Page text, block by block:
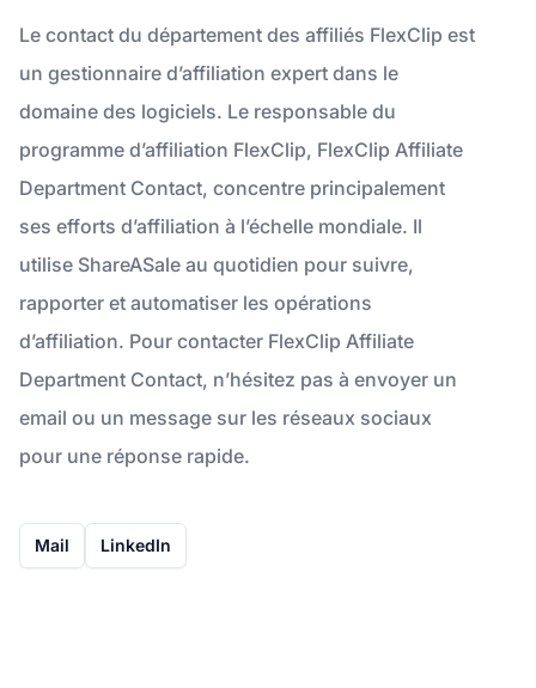
Le contact du département des affiliés FlexClip est
un gestionnaire d’affiliation expert dans le
domaine des logiciels. Le responsable du
programme d’affiliation FlexClip, FlexClip Affiliate
Department Contact, concentre principalement
ses efforts d’affiliation à l’échelle mondiale. Il
utilise ShareASale au quotidien pour suivre,
rapporter et automatiser les opérations
d’affiliation. Pour contacter FlexClip Affiliate
Department Contact, n’hésitez pas à envoyer un
email ou un message sur les réseaux sociaux
pour une réponse rapide.
Mail LinkedIn